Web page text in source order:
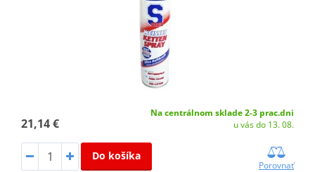
21,14 €
Na centrálnom sklade 2-3 prac.dni
u vás do 13. 08.
Do košíka
Porovnať